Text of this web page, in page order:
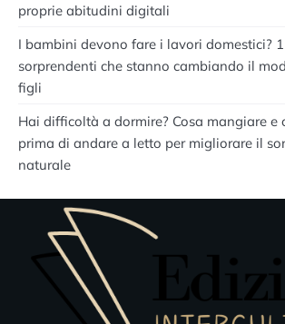
proprie abitudini digitali
I bambini devono fare i lavori domestici?
sorprendenti che stanno cambiando il
figli
Hai difficoltà a dormire? Cosa mangiare e
prima di andare a letto per migliorare il
naturale